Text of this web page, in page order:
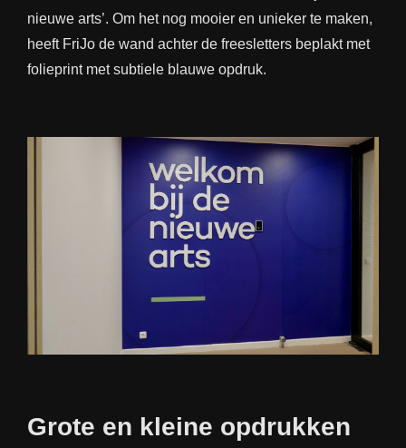
nieuwe arts’. Om het nog mooier en unieker te maken,
heeft FriJo de wand achter de freesletters beplakt met
folieprint met subtiele blauwe opdruk.
Grote en kleine opdrukken